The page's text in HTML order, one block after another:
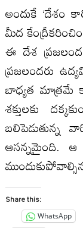
అందుకే ‘దేశం
మీద
ఈ దేశ
ప్రజలందరు
బాధ్యత మాత్రమే
శక్తులకు
బలిపెడుతున్న
ఆసన్నమైంది.
Share this:
WhatsApp